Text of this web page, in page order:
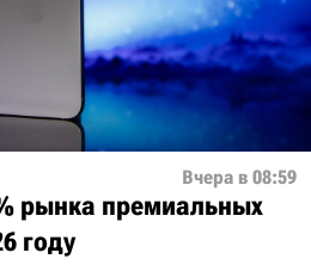
Вчера в 08:59
рынка премиальных
году